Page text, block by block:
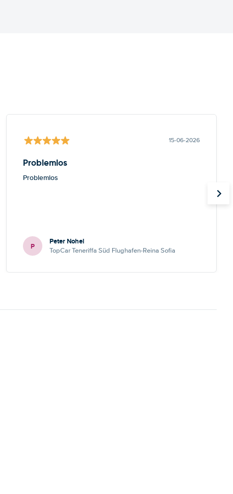
15-06-2026
Problemlos
Problemlos
P Peter Nohel
TopCar Teneriffa Süd Flughafen-Reina Sofia